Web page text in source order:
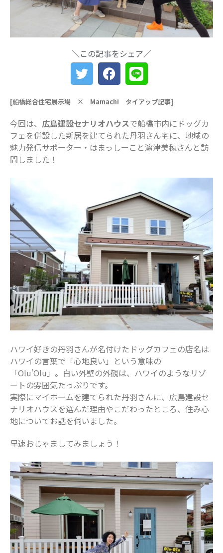
船橋・前原に一時預かり保育施設
「prayers（プレイヤーズ）」オープ
ン♪ママ・パパの心にゆとりを届ける
新スポット
ららぽーとTOKYO-BAY 北館リニュー
アル ますます子連れにやさしい場所
に
災害時に“わが子を守る準備”を。海神
防災セミナー開催
【船橋の注目ママ】競技歴わずか1年
で優勝を果たしたママリフター きっ
かけは産後ダイエット
女性の自由な働き方を求めて…「子育
最近のコメント
表示できるコメントはありません。
アーカイブ
2025年11月
2025年7月
2025年6月
2025年5月
2025年4月
2025年2月
2025年1月
2024年10月
2024年8月
2024年7月
2024年6月
2024年4月
2024年3月
2024年2月
2024年1月
2023年12月
2023年11月
＼この記事をシェア／
[船橋総合住宅展示場 × Mamachi タイアップ記事]
今回は、 広島建設セナリオハウスで船橋市内にドッグカ
フェを併設した新居を建てられた丹羽さん宅に、地域の
魅力発信サポーター・はまっしーこと濵津美穂さんと訪
問しました！
ハワイ好きの丹羽さんが名付けたドッグカフェの店名は
ハワイの言葉で「心地良い」という意味の
「Olu’Olu」。白い外壁の外観は、ハワイのようなリゾ
ートの雰囲気たっぷりです。
実際にマイホームを建てられた丹羽さんに、広島建設セ
ナリオハウスを選んだ理由やこだわったところ、住み心
地についてお話を伺いました。
早速おじゃましてみましょう！